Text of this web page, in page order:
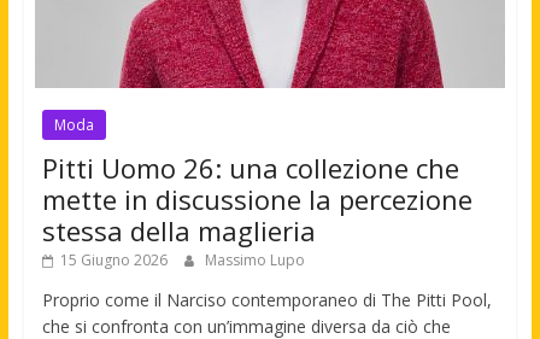
Moda
Pitti Uomo 26: una collezione che
mette in discussione la percezione
stessa della maglieria
15 Giugno 2026 Massimo Lupo
Proprio come il Narciso contemporaneo di The Pitti Pool,
che si confronta con un’immagine diversa da ciò che